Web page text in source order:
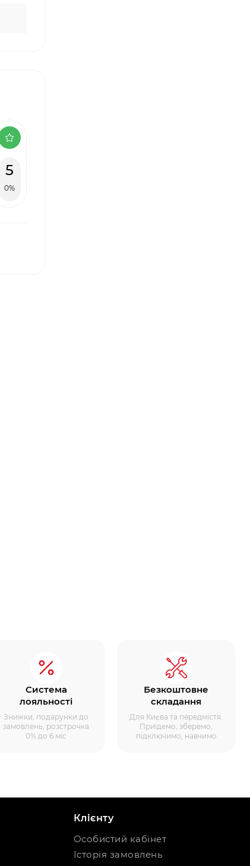
5
0%
Система
лояльності
Знижки, подарунки до
замовлень, розстрочка
0% до 6 міс
Безкоштовне
складання
Для Києва та передмістя.
Приїдемо, зберемо,
підключимо, навчимо
Клієнту
Особистий кабінет
Історія замовлень